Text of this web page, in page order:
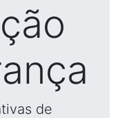
de